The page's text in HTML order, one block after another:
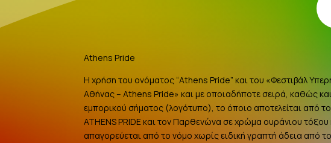
Athens Pride
Η χρήση του ονόματος “Athens Pride” και του «Φεστιβάλ
Αθήνας – Athens Pride» και με οποιαδήποτε σειρά, καθώς
εμπορικού σήματος (λογότυπο), το όποιο αποτελείται από το
ATHENS PRIDE και τον Παρθενώνα σε χρώμα ουράνιου
απαγορεύεται από το νόμο χωρίς ειδική γραπτή άδεια από